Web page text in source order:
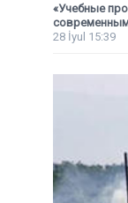
«Учебные
28 İyul 15:39